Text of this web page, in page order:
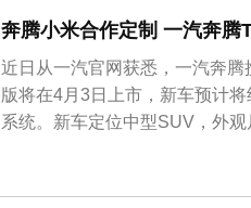
奔腾小米合作定制 一汽奔腾
近日从一汽官网获悉，一汽奔
版将在4月3日上市，新车预计
系统。新车定位中型SUV，外
较之现款车型不会有太大区别
元素，在细节方面做...